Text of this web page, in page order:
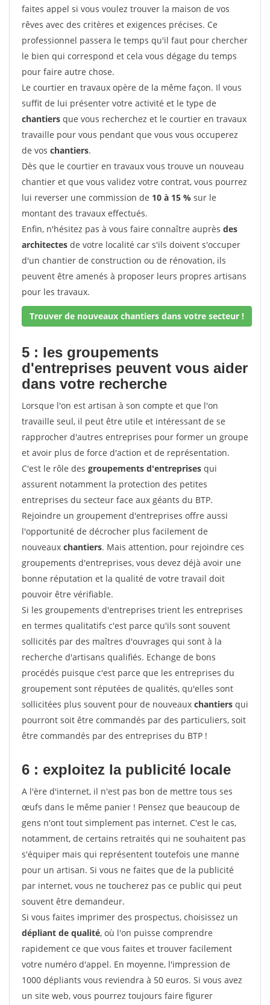
faites appel si vous voulez trouver la maison de vos
rêves avec des critères et exigences précises. Ce
professionnel passera le temps qu'il faut pour chercher
le bien qui correspond et cela vous dégage du temps
pour faire autre chose.
Le courtier en travaux opère de la même façon. Il vous
suffit de lui présenter votre activité et le type de
chantiers que vous recherchez et le courtier en travaux
travaille pour vous pendant que vous vous occuperez
de vos chantiers.
Dès que le courtier en travaux vous trouve un nouveau
chantier et que vous validez votre contrat, vous pourrez
lui reverser une commission de 10 à 15 % sur le
montant des travaux effectués.
Enfin, n'hésitez pas à vous faire connaître auprès des
architectes de votre localité car s'ils doivent s'occuper
d'un chantier de construction ou de rénovation, ils
peuvent être amenés à proposer leurs propres artisans
pour les travaux.
Trouver de nouveaux chantiers dans votre secteur !
5 : les groupements
d'entreprises peuvent vous aider
dans votre recherche
Lorsque l'on est artisan à son compte et que l'on
travaille seul, il peut être utile et intéressant de se
rapprocher d'autres entreprises pour former un groupe
et avoir plus de force d'action et de représentation.
C'est le rôle des groupements d'entreprises qui
assurent notamment la protection des petites
entreprises du secteur face aux géants du BTP.
Rejoindre un groupement d'entreprises offre aussi
l'opportunité de décrocher plus facilement de
nouveaux chantiers. Mais attention, pour rejoindre ces
groupements d'entreprises, vous devez déjà avoir une
bonne réputation et la qualité de votre travail doit
pouvoir être vérifiable.
Si les groupements d'entreprises trient les entreprises
en termes qualitatifs c'est parce qu'ils sont souvent
sollicités par des maîtres d'ouvrages qui sont à la
recherche d'artisans qualifiés. Echange de bons
procédés puisque c'est parce que les entreprises du
groupement sont réputées de qualités, qu'elles sont
sollicitées plus souvent pour de nouveaux chantiers qui
pourront soit être commandés par des particuliers, soit
être commandés par des entreprises du BTP !
6 : exploitez la publicité locale
A l'ère d'internet, il n'est pas bon de mettre tous ses
œufs dans le même panier ! Pensez que beaucoup de
gens n'ont tout simplement pas internet. C'est le cas,
notamment, de certains retraités qui ne souhaitent pas
s'équiper mais qui représentent toutefois une manne
pour un artisan. Si vous ne faites que de la publicité
par internet, vous ne toucherez pas ce public qui peut
souvent être demandeur.
Si vous faites imprimer des prospectus, choisissez un
dépliant de qualité, où l'on puisse comprendre
rapidement ce que vous faites et trouver facilement
votre numéro d'appel. En moyenne, l'impression de
1000 dépliants vous reviendra à 50 euros. Si vous avez
un site web, vous pourrez toujours faire figurer